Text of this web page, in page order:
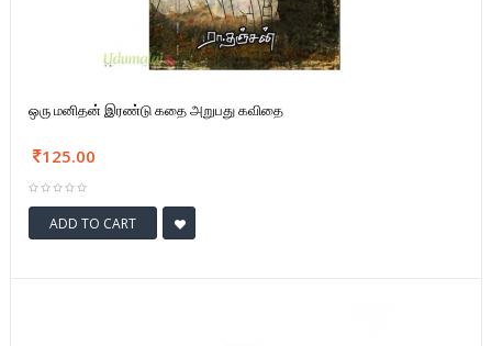
ஒரு மனிதன் இரண்டு கதை அறுபது கவிதை
125.00
ADD TO CART